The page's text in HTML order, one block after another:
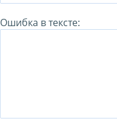
Ошибка в тексте: